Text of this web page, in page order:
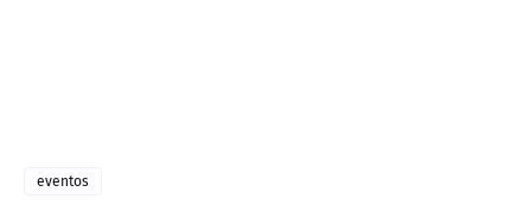
eventos